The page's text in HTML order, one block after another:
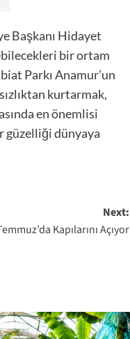
Başkanı Hidayet
bir ortam
Parkı Anamur’un
kurtarmak,
en önemlisi
güzelliği dünyaya
Next:
Kapılarını Açıyor